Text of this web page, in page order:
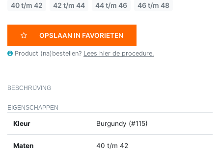
40 t/m 42 42 t/m 44 44 t/m 46 46 t/m 48
OPSLAAN IN FAVORIETEN
Product (na)bestellen? Lees hier de procedure.
BESCHRIJVING
EIGENSCHAPPEN
Kleur Burgundy (#115)
Maten
40 t/m 42